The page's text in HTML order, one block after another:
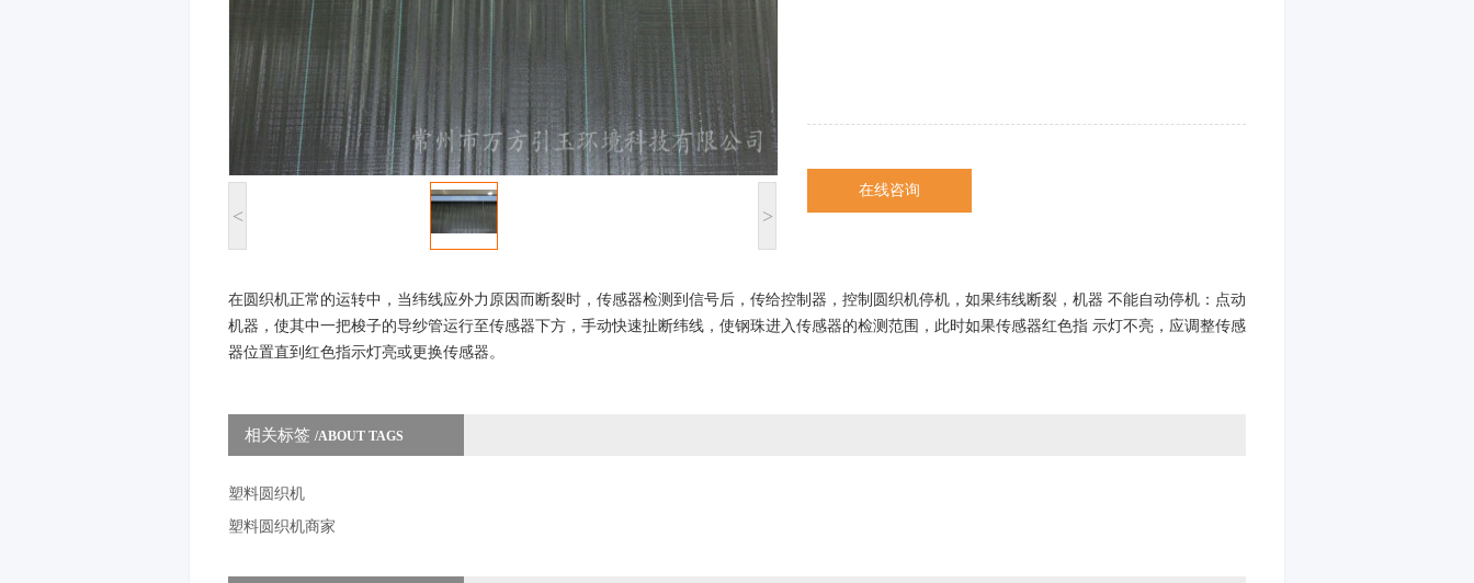
< >
在线咨询
在圆织机正常的运转中，当纬线应外力原因而断裂时，传感器检测到信号后，传给控制器，控制圆织机停机，如果纬线断裂，机器 不能自动停机：点动
机器，使其中一把梭子的导纱管运行至传感器下方，手动快速扯断纬线，使钢珠进入传感器的检测范围，此时如果传感器红色指 示灯不亮，应调整传感
器位置直到红色指示灯亮或更换传感器。
相关标签 /ABOUT TAGS
塑料圆织机
塑料圆织机商家